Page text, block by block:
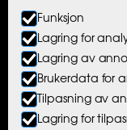
Funksjon
Lagring for
Lagring av
Brukerdata for
Tilpasning av
Lagring for
Ting å gjøre i
© Maribell Sjøbuer
Nettside levert av